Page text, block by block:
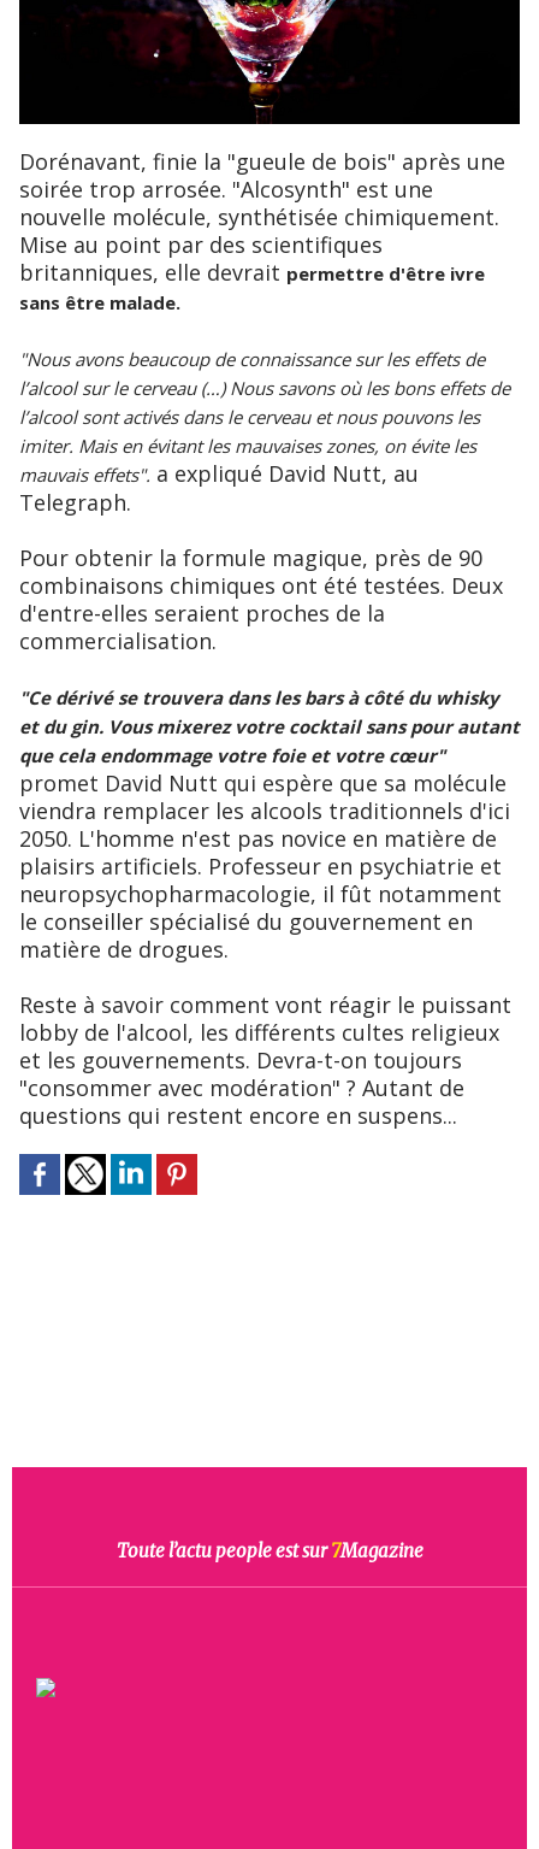
Dorénavant, finie la "gueule de bois" après une
soirée trop arrosée. "Alcosynth" est une
nouvelle molécule, synthétisée chimiquement.
Mise au point par des scientifiques
britanniques, elle devrait permettre d'être ivre
sans être malade.
"Nous avons beaucoup de connaissance sur les effets de
l’alcool sur le cerveau (…) Nous savons où les bons effets de
l’alcool sont activés dans le cerveau et nous pouvons les
imiter. Mais en évitant les mauvaises zones, on évite les
mauvais effets". a expliqué David Nutt, au
Telegraph.
Pour obtenir la formule magique, près de 90
combinaisons chimiques ont été testées. Deux
d'entre-elles seraient proches de la
commercialisation.
"Ce dérivé se trouvera dans les bars à côté du whisky
et du gin. Vous mixerez votre cocktail sans pour autant
que cela endommage votre foie et votre cœur"
promet David Nutt qui espère que sa molécule
viendra remplacer les alcools traditionnels d'ici
2050. L'homme n'est pas novice en matière de
plaisirs artificiels. Professeur en psychiatrie et
neuropsychopharmacologie, il fût notamment
le conseiller spécialisé du gouvernement en
matière de drogues.
Reste à savoir comment vont réagir le puissant
lobby de l'alcool, les différents cultes religieux
et les gouvernements. Devra-t-on toujours
"consommer avec modération" ? Autant de
questions qui restent encore en suspens...
Toute l’actu people est sur7Magazine